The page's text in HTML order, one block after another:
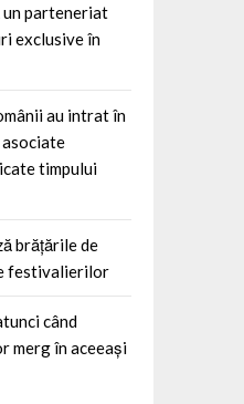
parteneriat
exclusive în
au intrat în
asociate
timpului
brățările de
festivalierilor
când
merg în aceeași